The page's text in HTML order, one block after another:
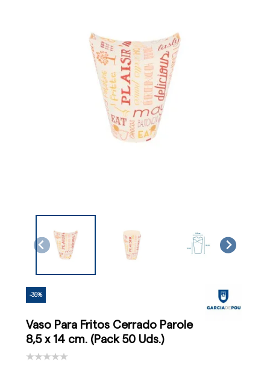
-35%
Vaso Para Fritos Cerrado Parole
8,5 x 14 cm. (Pack 50 Uds.)